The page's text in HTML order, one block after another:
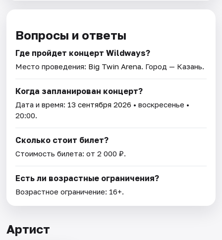
Вопросы и ответы
Где пройдет концерт Wildways?
Место проведения: Big Twin Arena. Город — Казань.
Когда запланирован концерт?
Дата и время: 13 сентября 2026 • воскресенье •
20:00.
Сколько стоит билет?
Стоимость билета: от 2 000 ₽.
Есть ли возрастные ограничения?
Возрастное ограничение: 16+.
Артист